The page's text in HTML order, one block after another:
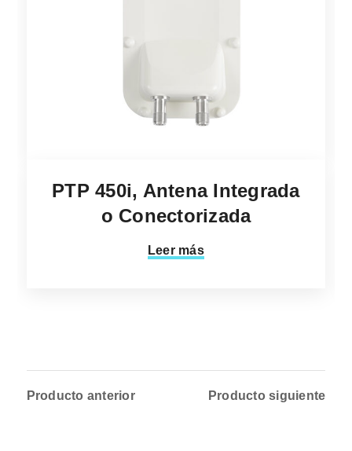
PTP 450i, Antena Integrada
o Conectorizada
Leer más
Producto anterior Producto siguiente